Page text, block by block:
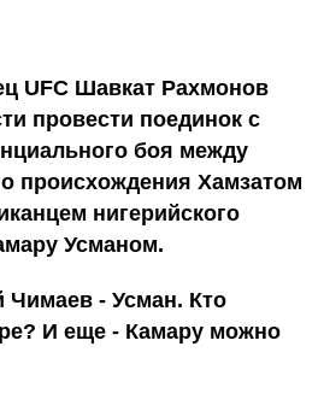
UFC Шавкат Рахмонов
провести поединок с
боя между
происхождения Хамзатом
нигерийского
Усманом.
Чимаев - Усман. Кто
И еще - Камару можно